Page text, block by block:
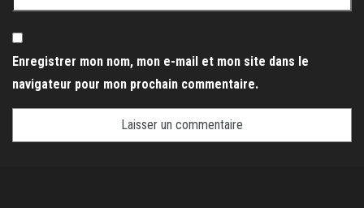
Enregistrer mon nom, mon e-mail et mon site dans le
navigateur pour mon prochain commentaire.